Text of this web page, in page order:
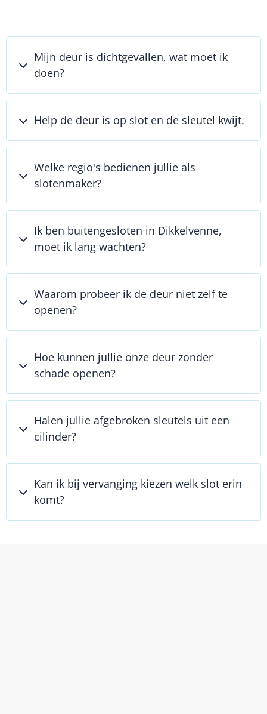
Mijn deur is dichtgevallen, wat moet ik
doen?
Help de deur is op slot en de sleutel kwijt.
Welke regio's bedienen jullie als
slotenmaker?
Ik ben buitengesloten in Dikkelvenne,
moet ik lang wachten?
Waarom probeer ik de deur niet zelf te
openen?
Hoe kunnen jullie onze deur zonder
schade openen?
Halen jullie afgebroken sleutels uit een
cilinder?
Kan ik bij vervanging kiezen welk slot erin
komt?